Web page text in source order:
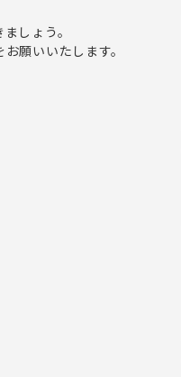
しょう。
願いいたします。